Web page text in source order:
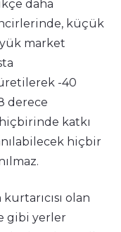
daha
küçük
market
-40
derece
katkı
hiçbir
olan
gibi yerler